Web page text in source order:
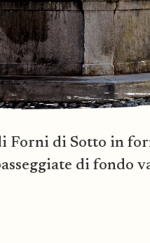
Forni di Sotto in
di fondo